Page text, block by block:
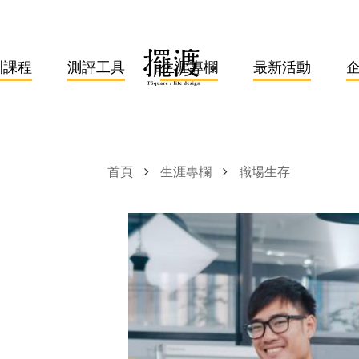
程 測評工具 生涯專欄 最新活動
首頁 生涯專欄 職場生存